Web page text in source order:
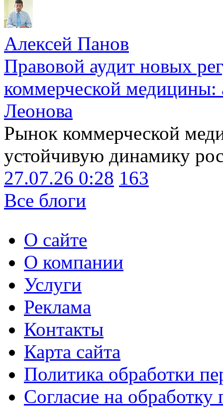
Алексей Панов
Правовой аудит новых
коммерческой медицины:
Леонова
Рынок коммерческой
устойчивую динамику
27.07.26 0:28 163
Все блоги
О сайте
О компании
Услуги
Реклама
Контакты
Карта сайта
Политика обработки
Согласие на